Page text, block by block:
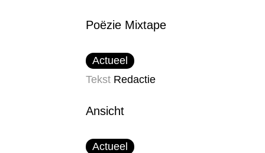
Poëzie Mixtape
Actueel
Tekst Redactie
Ansicht
Actueel